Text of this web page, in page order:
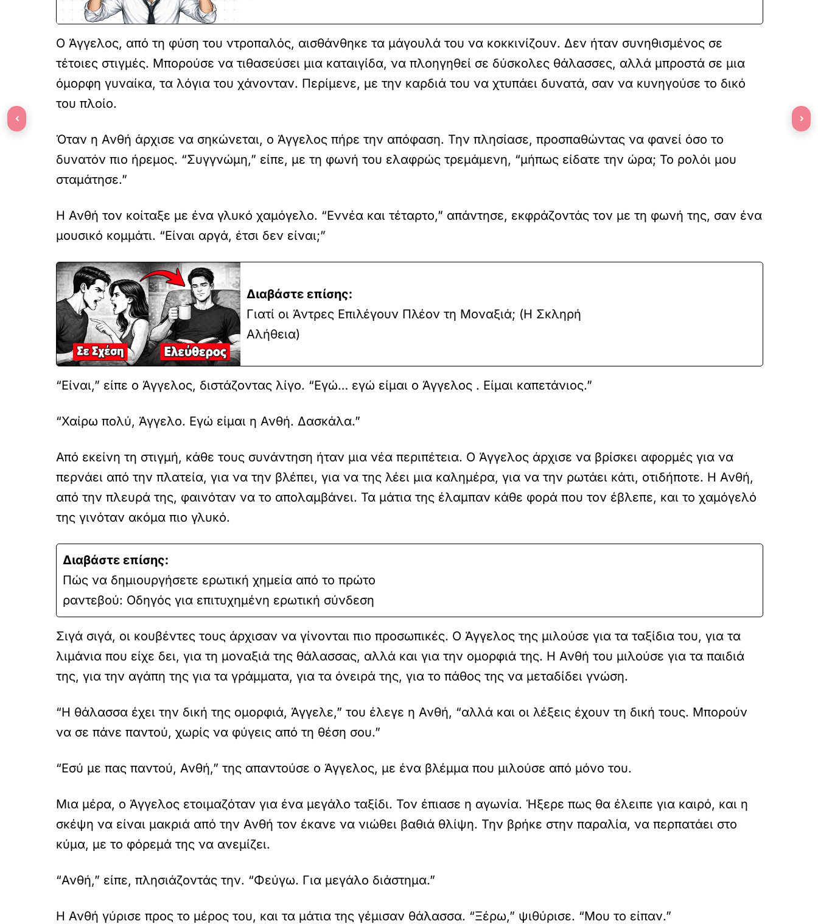
Ο Άγγελος, από τη φύση του ντροπαλός, αισθάνθηκε τα μάγουλά του να κοκκινίζουν. Δεν ήταν συνηθισμένος σε
τέτοιες στιγμές. Μπορούσε να τιθασεύσει μια καταιγίδα, να πλοηγηθεί σε δύσκολες θάλασσες, αλλά μπροστά σε μια
όμορφη γυναίκα, τα λόγια του χάνονταν. Περίμενε, με την καρδιά του να χτυπάει δυνατά, σαν να κυνηγούσε το δικό
του πλοίο.
Όταν η Ανθή άρχισε να σηκώνεται, ο Άγγελος πήρε την απόφαση. Την πλησίασε, προσπαθώντας να φανεί όσο το
δυνατόν πιο ήρεμος. “Συγγνώμη,” είπε, με τη φωνή του ελαφρώς τρεμάμενη, “μήπως είδατε την ώρα; Το ρολόι μου
σταμάτησε.”
Η Ανθή τον κοίταξε με ένα γλυκό χαμόγελο. “Εννέα και τέταρτο,” απάντησε, εκφράζοντάς τον με τη φωνή της, σαν ένα
μουσικό κομμάτι. “Είναι αργά, έτσι δεν είναι;”
Διαβάστε επίσης:
Γιατί οι Άντρες Επιλέγουν Πλέον τη Μοναξιά; (Η Σκληρή
Αλήθεια)
“Είναι,” είπε ο Άγγελος, διστάζοντας λίγο. “Εγώ… εγώ είμαι ο Άγγελος . Είμαι καπετάνιος.”
“Χαίρω πολύ, Άγγελο. Εγώ είμαι η Ανθή. Δασκάλα.”
Από εκείνη τη στιγμή, κάθε τους συνάντηση ήταν μια νέα περιπέτεια. Ο Άγγελος άρχισε να βρίσκει αφορμές για να
περνάει από την πλατεία, για να την βλέπει, για να της λέει μια καλημέρα, για να την ρωτάει κάτι, οτιδήποτε. Η Ανθή,
από την πλευρά της, φαινόταν να το απολαμβάνει. Τα μάτια της έλαμπαν κάθε φορά που τον έβλεπε, και το χαμόγελό
της γινόταν ακόμα πιο γλυκό.
Διαβάστε επίσης:
Πώς να δημιουργήσετε ερωτική χημεία από το πρώτο
ραντεβού: Οδηγός για επιτυχημένη ερωτική σύνδεση
Σιγά σιγά, οι κουβέντες τους άρχισαν να γίνονται πιο προσωπικές. Ο Άγγελος της μιλούσε για τα ταξίδια του, για τα
λιμάνια που είχε δει, για τη μοναξιά της θάλασσας, αλλά και για την ομορφιά της. Η Ανθή του μιλούσε για τα παιδιά
της, για την αγάπη της για τα γράμματα, για τα όνειρά της, για το πάθος της να μεταδίδει γνώση.
“Η θάλασσα έχει την δική της ομορφιά, Άγγελε,” του έλεγε η Ανθή, “αλλά και οι λέξεις έχουν τη δική τους. Μπορούν
να σε πάνε παντού, χωρίς να φύγεις από τη θέση σου.”
“Εσύ με πας παντού, Ανθή,” της απαντούσε ο Άγγελος, με ένα βλέμμα που μιλούσε από μόνο του.
Μια μέρα, ο Άγγελος ετοιμαζόταν για ένα μεγάλο ταξίδι. Τον έπιασε η αγωνία. Ήξερε πως θα έλειπε για καιρό, και η
σκέψη να είναι μακριά από την Ανθή τον έκανε να νιώθει βαθιά θλίψη. Την βρήκε στην παραλία, να περπατάει στο
κύμα, με το φόρεμά της να ανεμίζει.
“Ανθή,” είπε, πλησιάζοντάς την. “Φεύγω. Για μεγάλο διάστημα.”
Η Ανθή γύρισε προς το μέρος του, και τα μάτια της γέμισαν θάλασσα. “Ξέρω,” ψιθύρισε. “Μου το είπαν.”
‹ ›